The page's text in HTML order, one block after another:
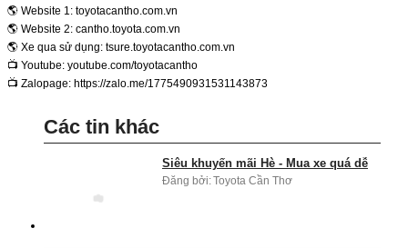
🌎 Website 1: toyotacantho.com.vn
🌎 Website 2: cantho.toyota.com.vn
🌎 Xe qua sử dụng: tsure.toyotacantho.com.vn
📺 Youtube: youtube.com/toyotacantho
📺 Zalopage: https://zalo.me/1775490931531143873
Các tin khác
Siêu khuyến mãi Hè - Mua xe quá dễ
Đăng bởi:Toyota Cần Thơ